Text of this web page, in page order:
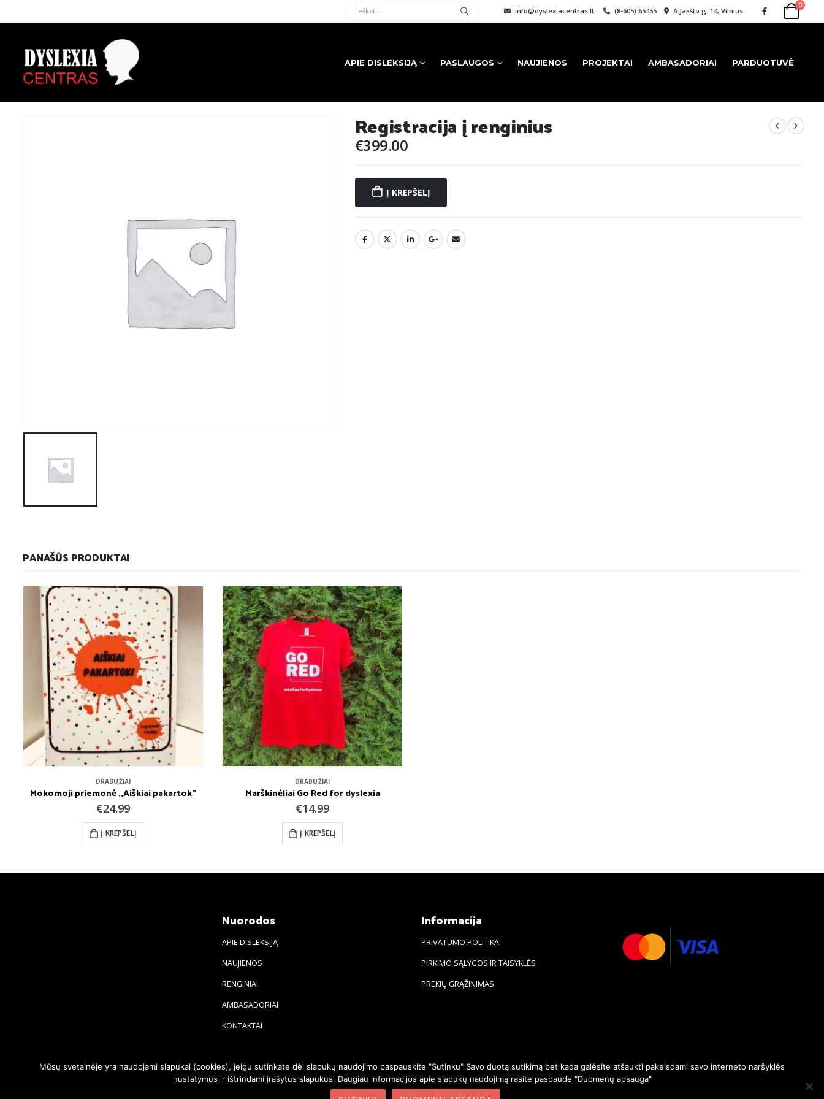
info@dyslexiacentras.lt (8-605) 65455 A.Jakšto g. 14, Vilnius
0
APIE DISLEKSIJĄ PASLAUGOS NAUJIENOS PROJEKTAI AMBASADORIAI PARDUOTUVĖ
Registracija į renginius
€399.00
Į KREPŠELĮ
PANAŠŪS PRODUKTAI
DRABUŽIAI
Mokomoji priemonė ,,Aiškiai pakartok”
€24.99
Į KREPŠELĮ
DRABUŽIAI
Marškinėliai Go Red for dyslexia
€14.99
Į KREPŠELĮ
Nuorodos
APIE DISLEKSIJĄ
NAUJIENOS
RENGINIAI
AMBASADORIAI
KONTAKTAI
Informacija
PRIVATUMO POLITIKA
PIRKIMO SĄLYGOS IR TAISYKLĖS
PREKIŲ GRĄŽINIMAS
Mūsų svetainėje yra naudojami slapukai (cookies), jeigu sutinkate dėl slapukų naudojimo paspauskite "Sutinku" Savo duotą sutikimą bet kada galėsite atšaukti pakeisdami savo interneto naršyklės
nustatymus ir ištrindami įrašytus slapukus. Daugiau informacijos apie slapukų naudojimą rasite paspaude "Duomenų apsauga"